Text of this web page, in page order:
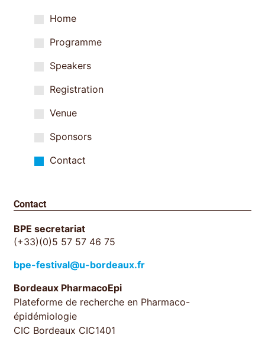
Home
Programme
Speakers
Registration
Venue
Sponsors
Contact
Contact
BPE secretariat
(+33)(0)5 57 57 46 75
bpe-festival@u-bordeaux.fr
Bordeaux PharmacoEpi
Plateforme de recherche en Pharmaco-
épidémiologie
CIC Bordeaux CIC1401